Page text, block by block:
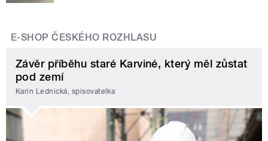
E-SHOP ČESKÉHO ROZHLASU
Závěr příběhu staré Karviné, který měl zůstat
pod zemí
Karin Lednická, spisovatelka